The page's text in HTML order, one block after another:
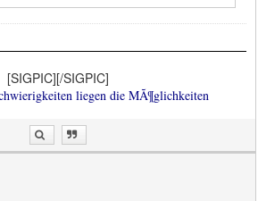
[SIGPIC][/SIGPIC]
liegen die MÃ¶glichkeiten